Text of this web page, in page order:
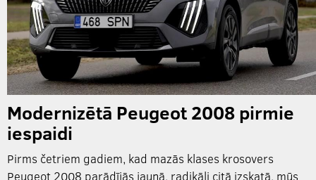
Modernizētā Peugeot 2008 pirmie
iespaidi
Pirms četriem gadiem, kad mazās klases krosovers
Peugeot 2008 parādījās jaunā, radikāli citā izskatā, mūs